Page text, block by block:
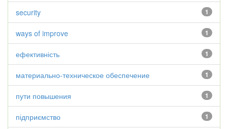
1
security
1
ways of improve
1
ефективність
1
материально-техническое обеспечение
1
пути повышения
1
підприємство